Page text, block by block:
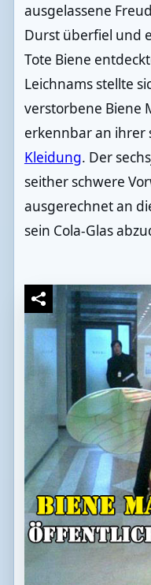
ausgelassene
Durst überfiel und
Tote Biene
Leichnams stellte
verstorbene Biene
erkennbar an ihrer
Kleidung. Der
seither schwere
ausgerechnet an
sein Cola-Glas